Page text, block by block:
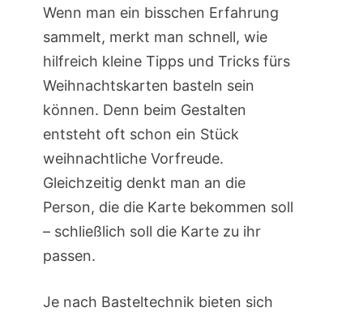
Wenn man ein bisschen Erfahrung
sammelt, merkt man schnell, wie
hilfreich kleine Tipps und Tricks fürs
Weihnachtskarten basteln sein
können. Denn beim Gestalten
entsteht oft schon ein Stück
weihnachtliche Vorfreude.
Gleichzeitig denkt man an die
Person, die die Karte bekommen soll
– schließlich soll die Karte zu ihr
passen.
Je nach Basteltechnik bieten sich